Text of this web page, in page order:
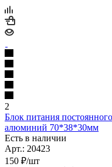
2
Блок питания
алюминий 70*38*30мм
Есть в наличии
Арт.: 20423
150 ₽/шт